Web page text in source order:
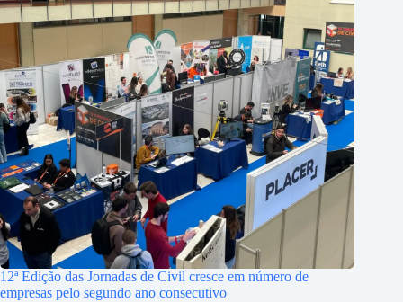
12ª Edição das Jornadas de Civil cresce em número de
empresas pelo segundo ano consecutivo